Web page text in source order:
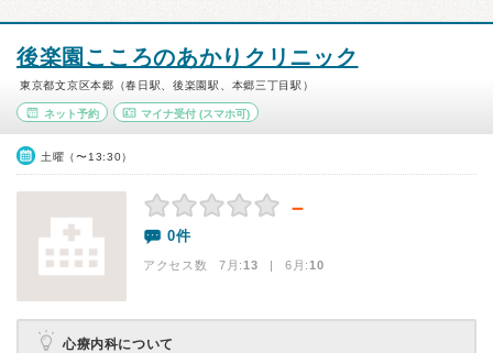
後楽園こころのあかりクリニック
東京都文京区本郷（春日駅、後楽園駅、本郷三丁目駅）
ネット予約 マイナ受付(スマホ可)
土曜（〜13:30）
－
0件
アクセス数 7月:13 | 6月:10
心療内科について